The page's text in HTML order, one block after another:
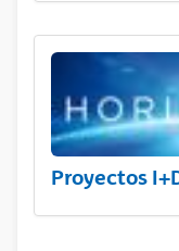
Proyectos